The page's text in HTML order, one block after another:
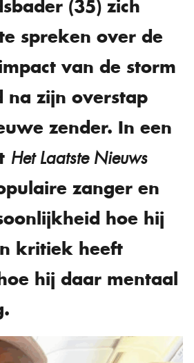
(35) zich
spreken over de
van de storm
na zijn overstap
zender. In een
Het Laatste Nieuws
zanger en
hoe hij
kritiek heeft
hij daar mentaal